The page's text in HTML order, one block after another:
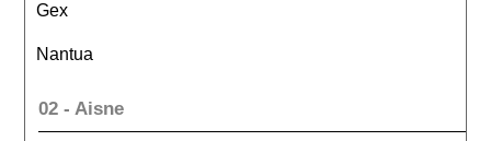
Gex
Nantua
02 - Aisne